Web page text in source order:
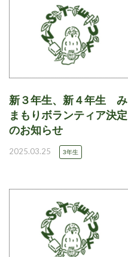
新３年生、新４年生 み
まもりボランティア決定
のお知らせ
2025.03.25 3年生